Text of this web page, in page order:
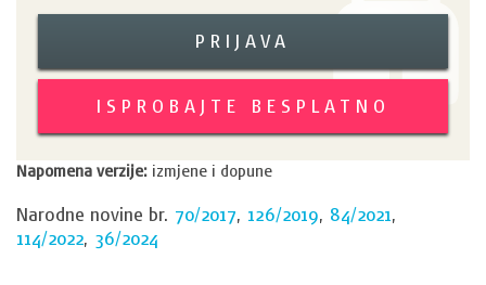
PRIJAVA
ISPROBAJTE BESPLATNO
Napomena verzije: izmjene i dopune
Narodne novine br. 70/2017, 126/2019, 84/2021,
114/2022, 36/2024